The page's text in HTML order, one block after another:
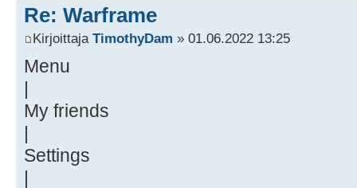
Re: Warframe
Kirjoittaja TimothyDam » 01.06.2022 13:25
Menu
My friends
Settings